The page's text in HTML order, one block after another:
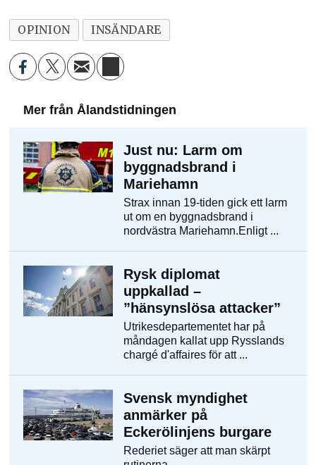
OPINION INSÄNDARE